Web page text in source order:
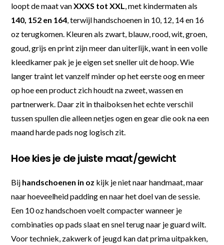
loopt de maat vanXXXS tot XXL, met kindermaten als
140, 152 en 164, terwijl handschoenen in 10, 12, 14 en 16
oz terugkomen. Kleuren als zwart, blauw, rood, wit, groen,
goud, grijs en print zijn meer dan uiterlijk, want in een volle
kleedkamer pak je je eigen set sneller uit de hoop. Wie
langer traint let vanzelf minder op het eerste oog en meer
op hoe een product zich houdt na zweet, wassen en
partnerwerk. Daar zit in thaiboksen het echte verschil
tussen spullen die alleen netjes ogen en gear die ook na een
maand harde pads nog logisch zit.
Hoe kies je de juiste maat/gewicht
Bij handschoenen in oz kijk je niet naar handmaat, maar
naar hoeveelheid padding en naar het doel van de sessie.
Een 10 oz handschoen voelt compacter wanneer je
combinaties op pads slaat en snel terug naar je guard wilt.
Voor techniek, zakwerk of jeugd kan dat prima uitpakken,